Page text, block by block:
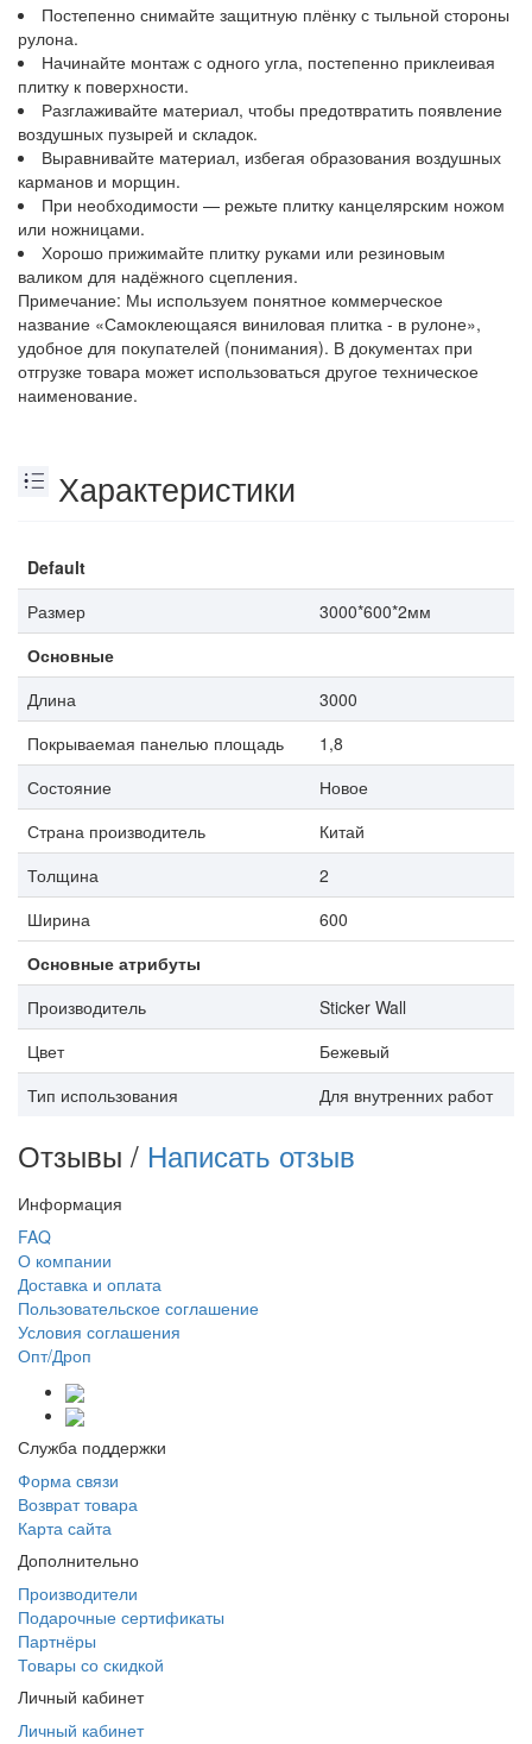
Постепенно снимайте защитную плёнку с тыльной стороны
рулона.
Начинайте монтаж с одного угла, постепенно приклеивая
плитку к поверхности.
Разглаживайте материал, чтобы предотвратить появление
воздушных пузырей и складок.
Выравнивайте материал, избегая образования воздушных
карманов и морщин.
При необходимости — режьте плитку канцелярским ножом
или ножницами.
Хорошо прижимайте плитку руками или резиновым
валиком для надёжного сцепления.
Примечание: Мы используем понятное коммерческое
название «Самоклеющаяся виниловая плитка - в рулоне»,
удобное для покупателей (понимания). В документах при
отгрузке товара может использоваться другое техническое
наименование.
Характеристики
Default
Размер
3000*600*2мм
Основные
Длина
3000
Покрываемая панелью площадь
1,8
Состояние
Новое
Страна производитель
Китай
Толщина
2
Ширина
600
Основные атрибуты
Производитель
Sticker Wall
Цвет
Бежевый
Тип использования
Для внутренних работ
Отзывы / Написать отзыв
Информация
FAQ
О компании
Доставка и оплата
Пользовательское соглашение
Условия соглашения
Опт/Дроп
Служба поддержки
Форма связи
Возврат товара
Карта сайта
Дополнительно
Производители
Подарочные сертификаты
Партнёры
Товары со скидкой
Личный кабинет
Личный кабинет